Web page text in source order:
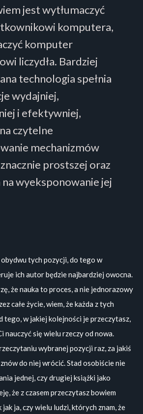
jest wytłumaczyć
komputera,
komputer
liczydła. Bardziej
technologia spełnia
wydajniej,
i efektywniej,
czytelne
mechanizmów
prostszej oraz
wyeksponowanie jej
tych pozycji, do tego w
ich autor będzie najbardziej owocna.
że nauka to proces, a nie jednorazowy
całe życie, wiem, że każda z tych
tego, w jakiej kolejności je przeczytasz,
nauczyć się wielu rzeczy od nowa.
wybranej pozycji raz, za jakiś
do niej wrócić. Stad osobiście nie
jednej, czy drugiej książki jako
że z czasem przeczytasz bowiem
ja, czy wielu ludzi, których znam, że